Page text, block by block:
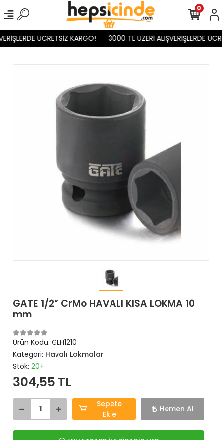
ÜCRETSİZ KARGO! 3000 TL ÜZERİ ALIŞVERİŞLERDE
0
GATE 1/2” CrMo HAVALI KISA LOKMA 10
mm
Ürün Kodu: GLH1210
Kategori: Havalı Lokmalar
Stok: 20+
304,55 TL
Sepete
Ekle
Hemen Al